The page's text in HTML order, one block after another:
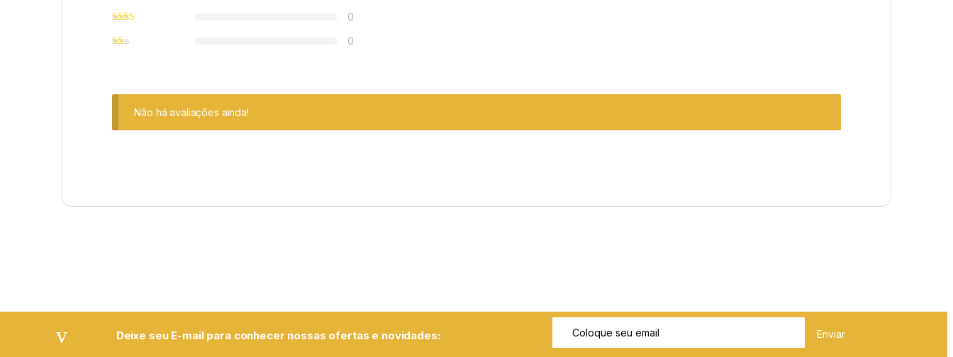
0
0
Não há avaliações ainda!
Deixe seu E-mail para conhecer nossas ofertas e novidades: